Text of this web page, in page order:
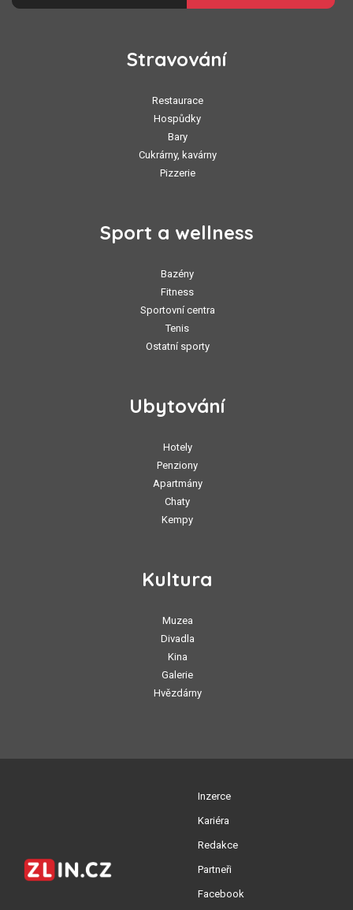
Stravování
Restaurace
Hospůdky
Bary
Cukrárny, kavárny
Pizzerie
Sport a wellness
Bazény
Fitness
Sportovní centra
Tenis
Ostatní sporty
Ubytování
Hotely
Penziony
Apartmány
Chaty
Kempy
Kultura
Muzea
Divadla
Kina
Galerie
Hvězdárny
Inzerce
Kariéra
Redakce
Partneři
Facebook